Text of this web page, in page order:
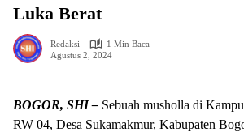
wa.me/087842777025
Luka Berat
Redaksi
1 Min Baca
Agustus 2, 2024
BOGOR, SHI – Sebuah musholla di
RW 04, Desa Sukamakmur, Kabupaten